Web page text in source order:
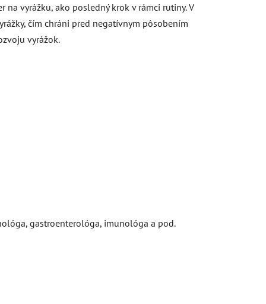
na vyrážku, ako posledný krok v rámci rutiny. V
čím chráni pred negatívnym pôsobením
vyrážok.
gastroenterológa, imunológa a pod.